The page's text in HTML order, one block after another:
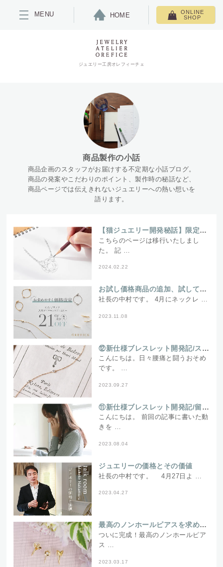
MENU HOME
ONLINE
SHOP
ジュエリー工房オレフィーチェ
商品製作の小話
商品企画のスタッフがお届けする不定期な小話ブログ。
商品の発案やこだわりのポイント、製作時の秘話など、
商品ページでは伝えきれないジュエリーへの熱い想いを
語ります。
【猫ジュエリー開発秘話】限定「パータ」ネックレスはあの大人気アイテムから生まれた？
こちらのページは移行いたしまし
た。 記 …
2024.02.22
お試し価格商品の追加、試していただける価格
社長の中村です。 4月にネックレ …
2023.11.08
⑫新仕様ブレスレット開発記/スタッフたちにサンプルを渡してみました！
こんにちは。日々腰痛と闘うおそめ
です。 …
2023.09.27
⑪新仕様ブレスレット開発記/留めるんじゃなくて留まるんです
こんにちは。 前回の記事に書いた動
きを …
2023.08.04
ジュエリーの価格とその価値
社長の中村です。 4月27日よ …
2023.04.27
最高のノンホールピアスを求めて～ついに完成編～
ついに完成！最高のノンホールピア
ス …
2023.03.17